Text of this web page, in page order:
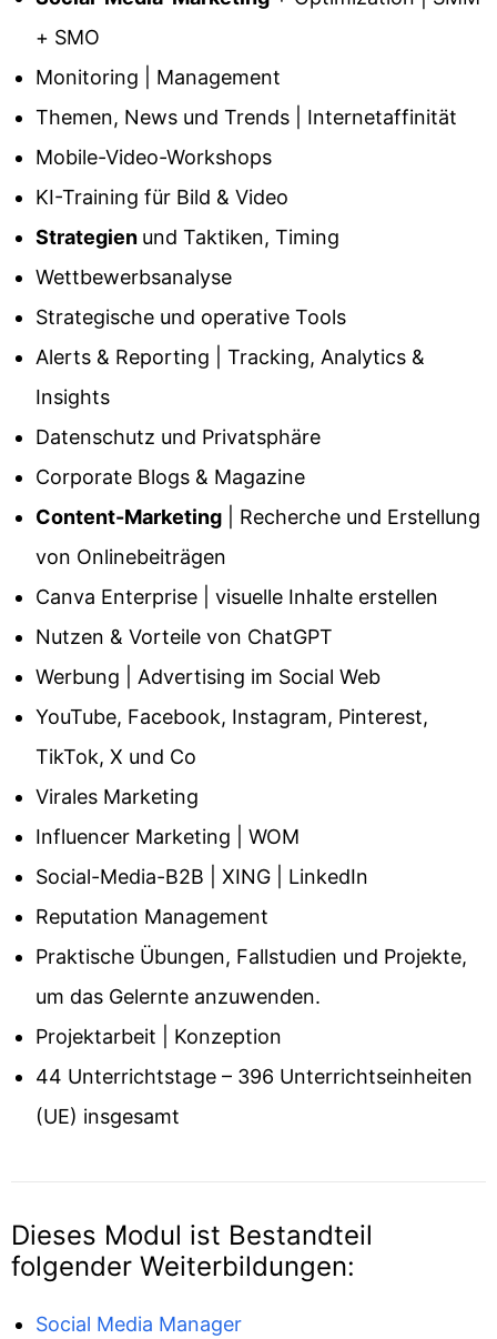
+ SMO
Monitoring | Management
Themen, News und Trends | Internetaffinität
Mobile-Video-Workshops
KI-Training für Bild & Video
Strategien und Taktiken, Timing
Wettbewerbsanalyse
Strategische und operative Tools
Alerts & Reporting | Tracking, Analytics &
Insights
Datenschutz und Privatsphäre
Corporate Blogs & Magazine
Content-Marketing| Recherche und Erstellung
von Onlinebeiträgen
Canva Enterprise | visuelle Inhalte erstellen
Nutzen & Vorteile von ChatGPT
Werbung | Advertising im Social Web
YouTube, Facebook, Instagram, Pinterest,
TikTok, X und Co
Virales Marketing
Influencer Marketing | WOM
Social-Media-B2B | XING | LinkedIn
Reputation Management
Praktische Übungen, Fallstudien und Projekte,
um das Gelernte anzuwenden.
Projektarbeit | Konzeption
44 Unterrichtstage – 396 Unterrichtseinheiten
(UE) insgesamt
Dieses Modul ist Bestandteil
folgender Weiterbildungen:
Social Media Manager